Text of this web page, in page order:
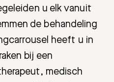
u elk vanuit
de behandeling
heeft u in
bij een
medisch